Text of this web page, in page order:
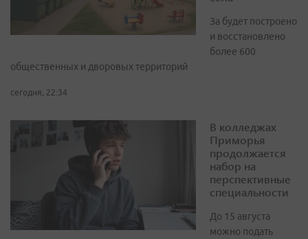
За будет построено
и восстановлено
более 600
общественных и дворовых территорий
сегодня, 22:34
В колледжах
Приморья
продолжается
набор на
перспективные
специальности
До 15 августа
можно подать